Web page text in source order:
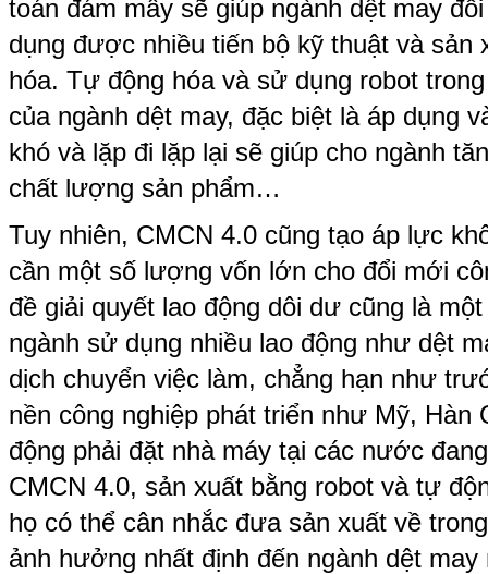
toán đám mây sẽ giúp ngành dệt may
dụng được nhiều tiến bộ kỹ thuật và sản
hóa. Tự động hóa và sử dụng robot
của ngành dệt may, đặc biệt là áp dụng
khó và lặp đi lặp lại sẽ giúp cho ngành
chất lượng sản phẩm…
Tuy nhiên, CMCN 4.0 cũng tạo áp lực
cần một số lượng vốn lớn cho đổi mới
đề giải quyết lao động dôi dư cũng là
ngành sử dụng nhiều lao động như dệt
dịch chuyển việc làm, chẳng hạn như
nền công nghiệp phát triển như Mỹ,
động phải đặt nhà máy tại các nước
CMCN 4.0, sản xuất bằng robot và tự
họ có thể cân nhắc đưa sản xuất về
ảnh hưởng nhất định đến ngành dệt